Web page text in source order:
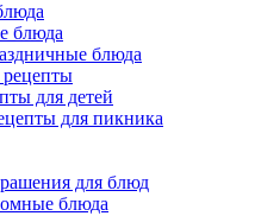
блюда
блюда
для детей
для пикника
для блюд
блюда